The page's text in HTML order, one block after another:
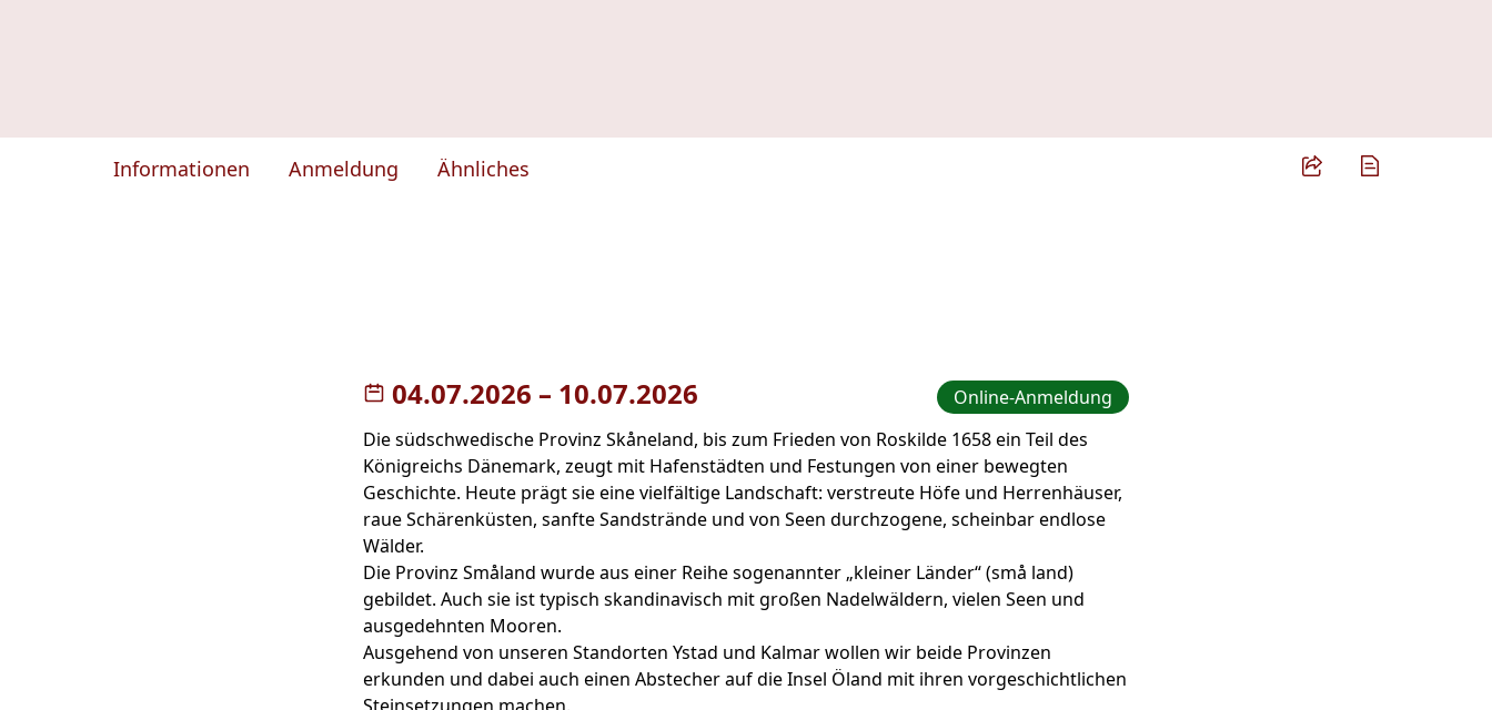
Informationen Anmeldung Ähnliches
04.07.2026 – bis
10.07.2026
Online-Anmeldung
Die südschwedische Provinz Skåneland, bis zum Frieden von Roskilde 1658 ein Teil des
Königreichs Dänemark, zeugt mit Hafenstädten und Festungen von einer bewegten
Geschichte. Heute prägt sie eine vielfältige Landschaft: verstreute Höfe und Herrenhäuser,
raue Schärenküsten, sanfte Sandstrände und von Seen durchzogene, scheinbar endlose
Wälder.
Die Provinz Småland wurde aus einer Reihe sogenannter „kleiner Länder“ (små land)
gebildet. Auch sie ist typisch skandinavisch mit großen Nadelwäldern, vielen Seen und
ausgedehnten Mooren.
Ausgehend von unseren Standorten Ystad und Kalmar wollen wir beide Provinzen
erkunden und dabei auch einen Abstecher auf die Insel Öland mit ihren vorgeschichtlichen